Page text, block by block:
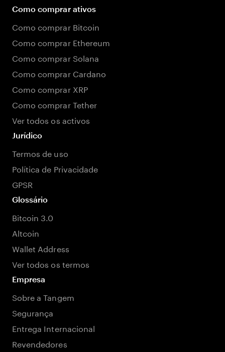
Como comprar ativos
Como comprar Bitcoin
Como comprar Ethereum
Como comprar Solana
Como comprar Cardano
Como comprar XRP
Como comprar Tether
Ver todos os activos
Jurídico
Termos de uso
Política de Privacidade
GPSR
Glossário
Bitcoin 3.0
Altcoin
Wallet Address
Ver todos os termos
Empresa
Sobre a Tangem
Segurança
Entrega Internacional
Revendedores